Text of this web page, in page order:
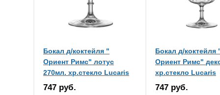
Бокал д/коктейля "
Ориент Римс" лотус
270мл. хр.стекло Lucaris
747 руб.
Бокал д/коктейля
Ориент Римс"
хр.стекло Lucaris
747 руб.